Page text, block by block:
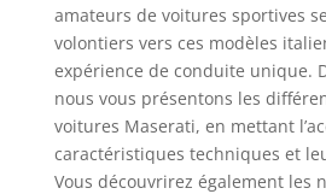
amateurs de voitures sportives
volontiers vers ces modèles
expérience de conduite unique.
nous vous présentons les
voitures Maserati, en mettant
caractéristiques techniques et
Vous découvrirez également les